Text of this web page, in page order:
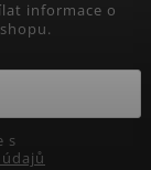
informace o